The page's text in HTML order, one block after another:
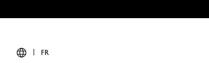
FR